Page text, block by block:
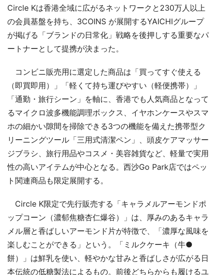
Circle Kは香港全域に広がるネットワークと230万人以上
の会員基盤を持ち、3COINS が展開するYAICHIグループ
が掲げる「ブランドの日常化」戦略を後押しする重要なパ
ートナーとして提携が決まった。
コンビニ販売用に選定した商品は「買ってすぐ使える
（即買即用）」「軽くて持ち運びやすい（軽便携帯）」
「通勤・旅行シーン」を軸に、香港でも人気商品となって
るマイクロ波多機能調理ボックス、イヤホンケースやスマ
ホの細かい隙間を掃除できる3つの機能を備えた携帯型ク
リーニングツール「三用式清潔ペン」、頭皮ケアマッサー
ジブラシ、旅行用品やコスメ・美容雑貨など、軽量で実用
性の高いアイテムが中心となる。西沙Go Park店ではペッ
ト関連商品も限定展開する。
Circle K限定で先行販売する「キャラメルアーモンドポ
ップコーン（濃郁焦糖杏仁爆谷）」は、厚みのあるキャラ
メル層と香ばしいアーモンド片が特徴で、「濃厚な風味を
楽しむことができる」という。「ミルクケーキ（牛●
餅）」は鮮乳を使い、軽やかな甘みと香ばしさが広がる日
本伝統の低糖製法によるもの。前後どちらからも履けるユ